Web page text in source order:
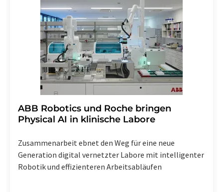
widerruf@lumitos.commit Wirkung für die Zukunft
widerrufen. Zudem ist in jeder E-Mail ein Link zur
Abbestellung des entsprechenden Newsletters
enthalten.
​​​​​​​ABB Robotics und Roche bringen
Physical AI in klinische Labore
Zusammenarbeit ebnet den Weg für eine neue
Generation digital vernetzter Labore mit intelligenter
Robotik und effizienteren Arbeitsabläufen